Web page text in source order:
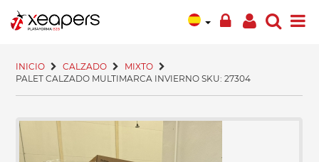
INICIO CALZADO
MIXTO
PALET CALZADO MULTIMARCA INVIERNO SKU: 27304